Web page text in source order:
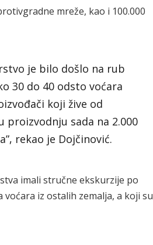
mreže, kao i 100.000
je bilo došlo na rub
30 do 40 odsto voćara
koji žive od
proizvodnju sada na 2.000
rekao je Dojčinović.
imali stručne ekskurzije po
iz ostalih zemalja, a koji su